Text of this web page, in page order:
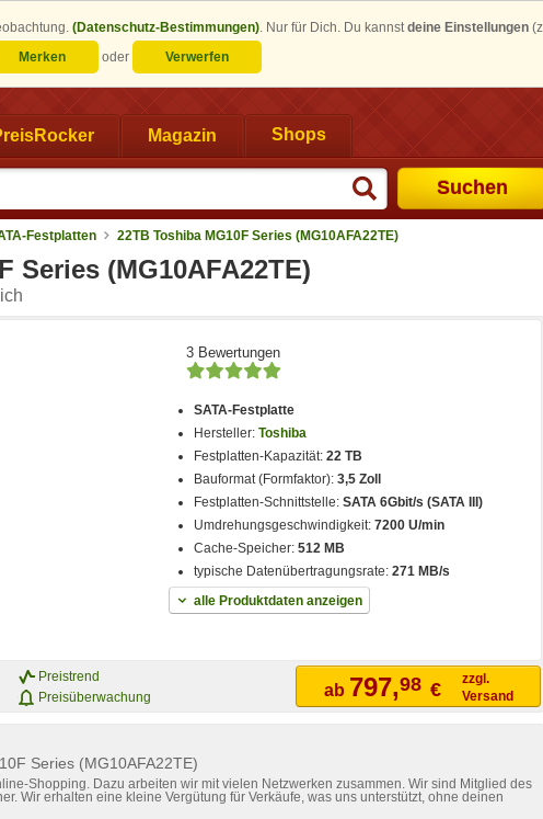
(Datenschutz-Bestimmungen). Nur für Dich. Du kannstdeine Einstellungen
Merken
oder Verwerfen
Magazin Shops
Suchen
Festplatten 22TB Toshiba MG10F Series (MG10AFA22TE)
Series (MG10AFA22TE)
3 Bewertungen
SATA-Festplatte
Hersteller:Toshiba
Festplatten-Kapazität:22 TB
Bauformat (Formfaktor):3,5 Zoll
Festplatten-Schnittstelle:SATA 6Gbit/s (SATA III)
Umdrehungsgeschwindigkeit:7200 U/min
Cache-Speicher:512 MB
typische Datenübertragungsrate:271 MB/s
alle Produktdaten anzeigen
Preistrend
Preisüberwachung
ab 797,98 €
zzgl.
Versand
Series (MG10AFA22TE)
Shopping. Dazu arbeiten wir mit vielen Netzwerken zusammen. Wir sind Mitglied des
Wir erhalten eine kleine Vergütung für Verkäufe, was uns unterstützt, ohne deinen